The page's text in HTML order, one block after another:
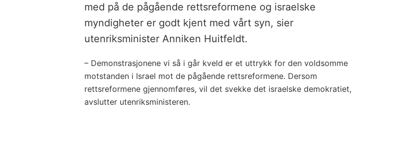
med på de pågående rettsreformene og israelske
myndigheter er godt kjent med vårt syn, sier
utenriksminister Anniken Huitfeldt.
– Demonstrasjonene vi så i går kveld er et uttrykk for den voldsomme
motstanden i Israel mot de pågående rettsreformene. Dersom
rettsreformene gjennomføres, vil det svekke det israelske demokratiet,
avslutter utenriksministeren.